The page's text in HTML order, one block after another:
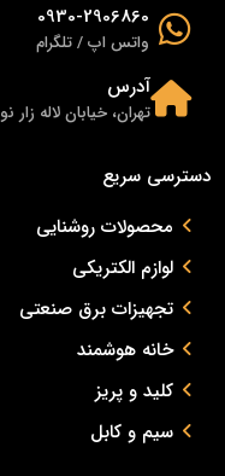
0930-2906860
واتس اپ / تلگرام
آدرس
تهران، خیابان لاله زار نو
دسترسی سریع
محصولات روشنایی
لوازم الکتریکی
تجهیزات برق صنعتی
خانه هوشمند
کلید و پریز
سیم و کابل